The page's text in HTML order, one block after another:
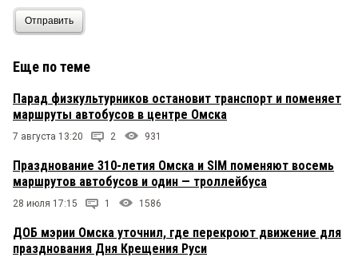
Отправить
Еще по теме
Парад физкультурников остановит транспорт и поменяет
маршруты автобусов в центре Омска
7 августа 13:20 2 931
Празднование 310-летия Омска и SIM поменяют восемь
маршрутов автобусов и один — троллейбуса
28 июля 17:15 1 1586
ДОБ мэрии Омска уточнил, где перекроют движение для
празднования Дня Крещения Руси